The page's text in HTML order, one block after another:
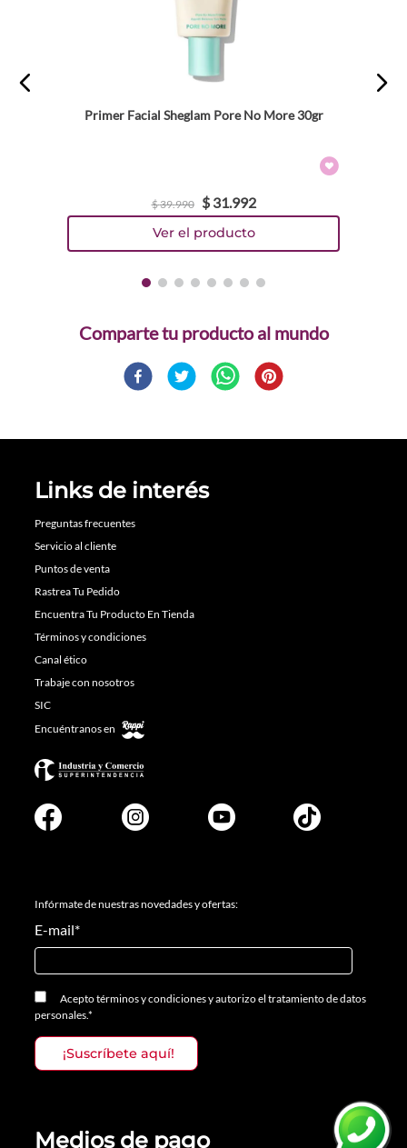
Primer Facial Sheglam Pore No More 30gr
$39.990 $ 31.992
Comparte
Links de interés
Preguntas frecuentes
Servicio al cliente
Puntos de venta
Rastrea Tu Pedido
Encuentra Tu Producto En Tienda
Términos y condiciones
Canal ético
Trabaje con nosotros
SIC
Encuéntranos en
Infórmate de nuestras novedades y ofertas:
E-mail*
Aceptotérminos y condicionesyautorizo el tratamiento de datos
personales.*
Medios de pago